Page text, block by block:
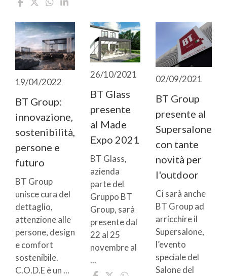
19/04/2022
BT Group:
innovazione,
sostenibilità,
persone e
futuro
BT Group
unisce cura del
dettaglio,
attenzione alle
persone, design
e comfort
sostenibile.
C.O.D.E è un ...
26/10/2021
BT Glass
presente
al Made
Expo 2021
BT Glass,
azienda
parte del
Gruppo BT
Group, sarà
presente dal
22 al 25
novembre al
...
02/09/2021
BT Group
presente al
Supersalone
con tante
novità per
l'outdoor
Ci sarà anche
BT Group ad
arricchire il
Supersalone,
l’evento
speciale del
Salone del